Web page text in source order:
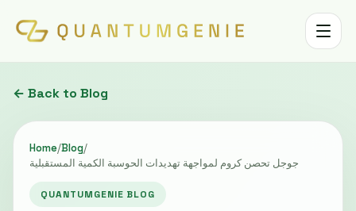
Toggle
← Back to Blog
Home/Blog/
جوجل تحصن كروم لمواجهة تهديدات الحوسبة الكمية المستقبلية
QUANTUMGENIE BLOG